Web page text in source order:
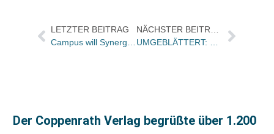
LETZTER BEITRAG
Campus will Synergien nutzen: Dr. Judith Wilke-Primavesi künftig alleinige Programmchefin / Dr. Olaf Meier freigestellt
NÄCHSTER BEITRAG
UMGEBLÄTTERT: Bücher und Autoren am SAMSTAG in den Feuilletons – und ein „Hörbuch pur“
Der Coppenrath Verlag begrüßte über 1.200